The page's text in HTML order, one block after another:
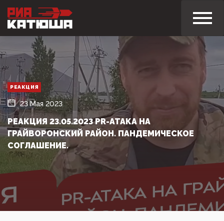
РЕАКЦИЯ
23 Мая 2023
РЕАКЦИЯ 23.05.2023 PR-АТАКА НА
ГРАЙВОРОНСКИЙ РАЙОН. ПАНДЕМИЧЕСКОЕ
СОГЛАШЕНИЕ.